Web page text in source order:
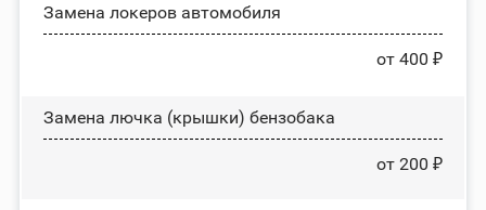
Замена лoĸepoв автомобиля
от 400 ₽
Замена лючка (крышки) бензобака
от 200 ₽